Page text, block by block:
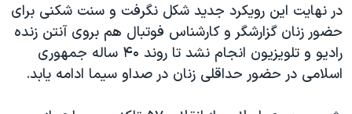
در نهایت این رویکرد جدید شکل نگرفت و سنت شکنی برای
حضور زنان گزارشگر و کارشناس فوتبال هم بروی آنتن زنده
رادیو و تلویزیون انجام نشد تا روند ۴۰ ساله جمهوری
اسلامی در حضور حداقلی زنان در صداو سیما ادامه یابد.